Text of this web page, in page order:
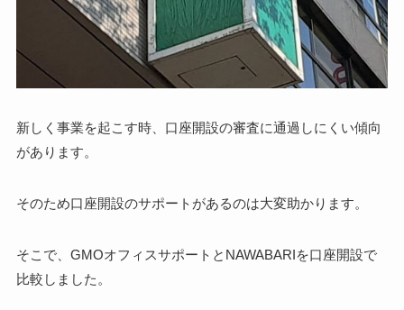
新しく事業を起こす時、口座開設の審査に通過しにくい傾向
があります。
そのため口座開設のサポートがあるのは大変助かります。
そこで、GMOオフィスサポートとNAWABARIを口座開設で
比較 しました。